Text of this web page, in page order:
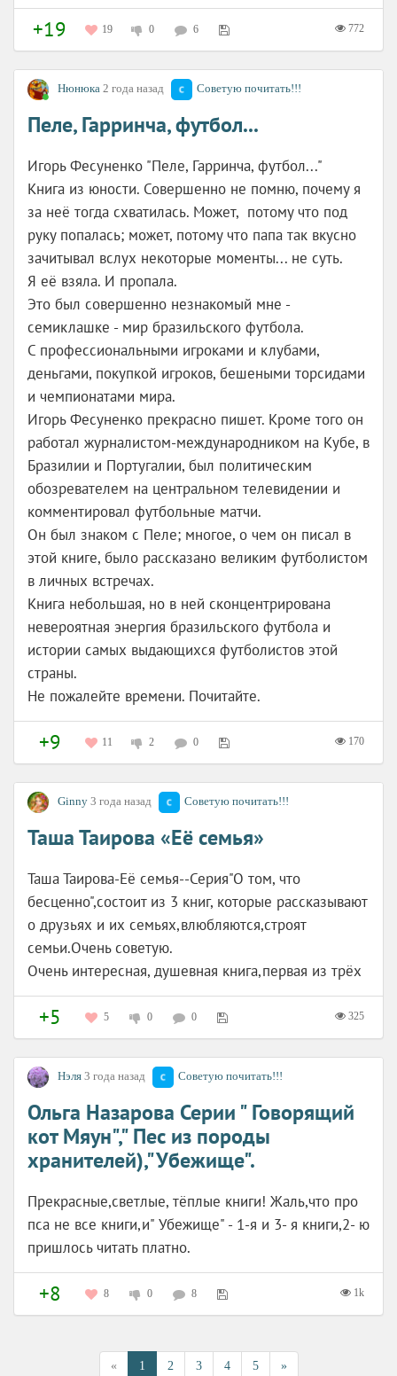
+19 19 0 6 772
Нюнюка 2 года назад Советую почитать!!!
Пеле, Гарринча, футбол...
Игорь Фесуненко "Пеле, Гарринча, футбол..."
Книга из юности. Совершенно не помню, почему я
за неё тогда схватилась. Может, потому что под
руку попалась; может, потому что папа так вкусно
зачитывал вслух некоторые моменты... не суть.
Я её взяла. И пропала.
Это был совершенно незнакомый мне -
семиклашке - мир бразильского футбола.
С профессиональными игроками и клубами,
деньгами, покупкой игроков, бешеными торсидами
и чемпионатами мира.
Игорь Фесуненко прекрасно пишет. Кроме того он
работал журналистом-международником на Кубе, в
Бразилии и Португалии, был политическим
обозревателем на центральном телевидении и
комментировал футбольные матчи.
Он был знаком с Пеле; многое, о чем он писал в
этой книге, было рассказано великим футболистом
в личных встречах.
Книга небольшая, но в ней сконцентрирована
невероятная энергия бразильского футбола и
истории самых выдающихся футболистов этой
страны.
Не пожалейте времени. Почитайте.
+9 11 2 0 170
Ginny 3 года назад Советую почитать!!!
Таша Таирова «Её семья»
Таша Таирова-Её семья--Серия"О том, что
бесценно",состоит из 3 книг, которые рассказывают
о друзьях и их семьях,влюбляются,строят
семьи.Очень советую.
Очень интересная, душевная книга,первая из трёх
+5 5 0 0 325
Нэля 3 года назад Советую почитать!!!
Ольга Назарова Серии " Говорящий
кот Мяун"," Пес из породы
хранителей),"Убежище".
Прекрасные,светлые, тёплые книги! Жаль,что про
пса не все книги,и" Убежище" - 1-я и 3- я книги,2- ю
пришлось читать платно.
+8 8 0 8 1k
« 1 2 3 4 5 »